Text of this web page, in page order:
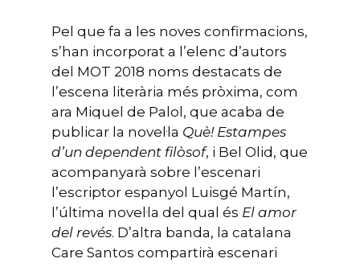
Pel que fa a les noves confirmacions,
s’han incorporat a l’elenc d’autors
del MOT 2018 noms destacats de
l’escena literària més pròxima, com
ara Miquel de Palol, que acaba de
publicar la novel·la Què! Estampes
d’un dependent filòsof, i Bel Olid, que
acompanyarà sobre l’escenari
l’escriptor espanyol Luisgé Martín,
l’última novel·la del qual és El amor
del revés. D’altra banda, la catalana
Care Santos compartirà escenari